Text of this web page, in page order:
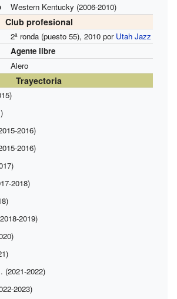
Western Kentucky (2006-2010)
Club profesional
2ª ronda (puesto 55), 2010 por Utah Jazz
Agente libre
Alero
Trayectoria
2016)
2016)
2018)
2019)
(2021-2022)
2023)